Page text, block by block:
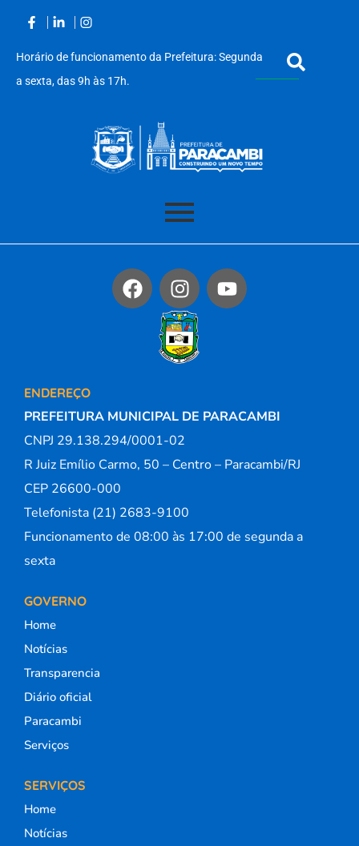
Horário de funcionamento da Prefeitura: Segunda
a sexta, das 9h às 17h.
o
ENDEREÇO
PREFEITURA MUNICIPAL DE PARACAMBI
CNPJ 29.138.294/0001-02
R Juiz Emílio Carmo, 50 – Centro – Paracambi/RJ
CEP 26600-000
Telefonista (21) 2683-9100
Funcionamento de 08:00 às 17:00 de segunda a
sexta
GOVERNO
Home
Notícias
Transparencia
Diário oficial
Paracambi
Serviços
SERVIÇOS
Home
Notícias